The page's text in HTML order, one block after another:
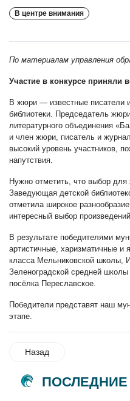
В центре внимания
По материалам управления
Участие в конкурсе приняли
В жюри — известные писатели
библиотеки. Председатель
литературного объединения
и член жюри, писатель и
высокий уровень участников,
напутствия.
Нужно отметить, что выбор
Заведующая детской
отметила широкое
интересный выбор произведений.
В результате победителями
артистичные, харизматичные и
класса Мельниковской школы,
Зеленоградской средней
посёлка Переславское.
Победители представят наш
этапе.
Назад